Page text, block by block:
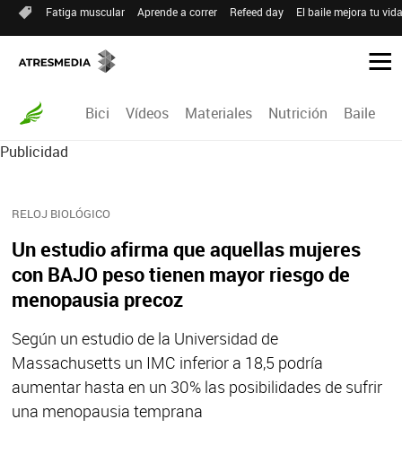
Fatiga muscular Aprende a correr Refeed day El baile mejora tu
Bici Vídeos Materiales Nutrición Baile
Publicidad
RELOJ BIOLÓGICO
Un estudio afirma que aquellas mujeres
con BAJO peso tienen mayor riesgo de
menopausia precoz
Según un estudio de la Universidad de
Massachusetts un IMC inferior a 18,5 podría
aumentar hasta en un 30% las posibilidades de sufrir
una menopausia temprana